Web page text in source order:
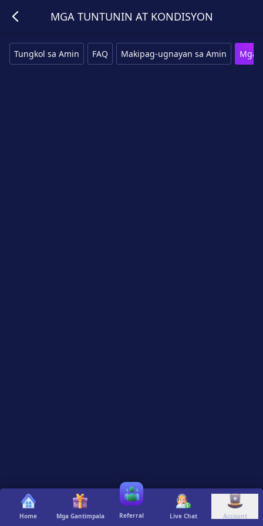
MGA TUNTUNIN AT KONDISYON
Tungkol sa Amin FAQ Makipag-ugnayan sa Amin Mga
Home Mga Gantimpala Referral Live Chat Account